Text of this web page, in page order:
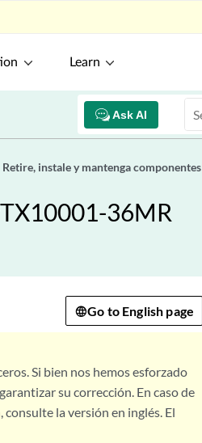
Learn
Ask AI
Retire, instale y mantenga componentes
36MR
Go to English page
Si bien nos hemos esforzado
su corrección. En caso de
la versión en inglés. El